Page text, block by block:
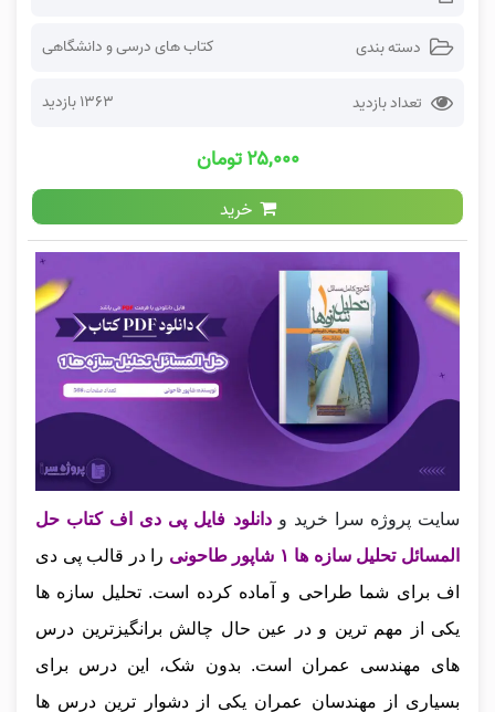
دسته بندی کتاب های درسی و دانشگاهی
تعداد بازدید 1363 بازدید
۲۵,۰۰۰ تومان
خرید
سایت پروژه سرا خرید و دانلود فایل پی دی اف کتاب حل
المسائل تحلیل سازه ها ۱ شاپور طاحونی
را در قالب پی دی
اف برای شما طراحی و آماده کرده است. تحلیل سازه‌ ها
یکی از مهم‌ ترین و در عین حال چالش‌ برانگیزترین درس‌
های مهندسی عمران است. بدون شک، این درس برای
بسیاری از مهندسان عمران یکی از دشوار ترین درس‌ ها